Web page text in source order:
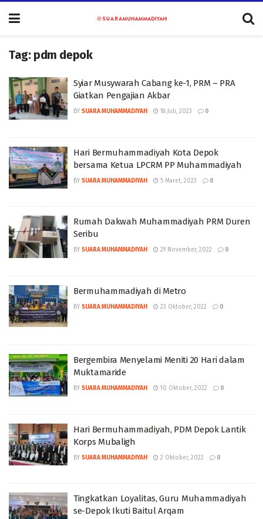
Tag: pdm depok
Syiar Musywarah Cabang ke-1, PRM – PRA
Giatkan Pengajian Akbar
BY SUARA MUHAMMADIYAH 18 Juli, 2023 0
Hari Bermuhammadiyah Kota Depok
bersama Ketua LPCRM PP Muhammadiyah
BY SUARA MUHAMMADIYAH 5 Maret, 2023 0
Rumah Dakwah Muhammadiyah PRM Duren
Seribu
BY SUARA MUHAMMADIYAH 29 November, 2022 0
Bermuhammadiyah di Metro
BY SUARA MUHAMMADIYAH 23 Oktober, 2022 0
Bergembira Menyelami Meniti 20 Hari dalam
Muktamaride
BY SUARA MUHAMMADIYAH 10 Oktober, 2022 0
Hari Bermuhammadiyah, PDM Depok Lantik
Korps Mubaligh
BY SUARA MUHAMMADIYAH 2 Oktober, 2022 0
Tingkatkan Loyalitas, Guru Muhammadiyah
se-Depok Ikuti Baitul Arqam